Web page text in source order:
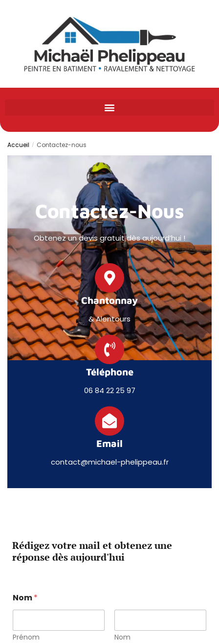
Accueil / Contactez-nous
Contactez-Nous
Obtenez un devis gratuit dès aujourd’hui !
Chantonnay
& Alentours
Téléphone
06 84 22 25 97
Email
contact@michael-phelippeau.fr
Rédigez votre mail et obtenez une
réponse dès aujourd'hui
Nom*
Prénom Nom